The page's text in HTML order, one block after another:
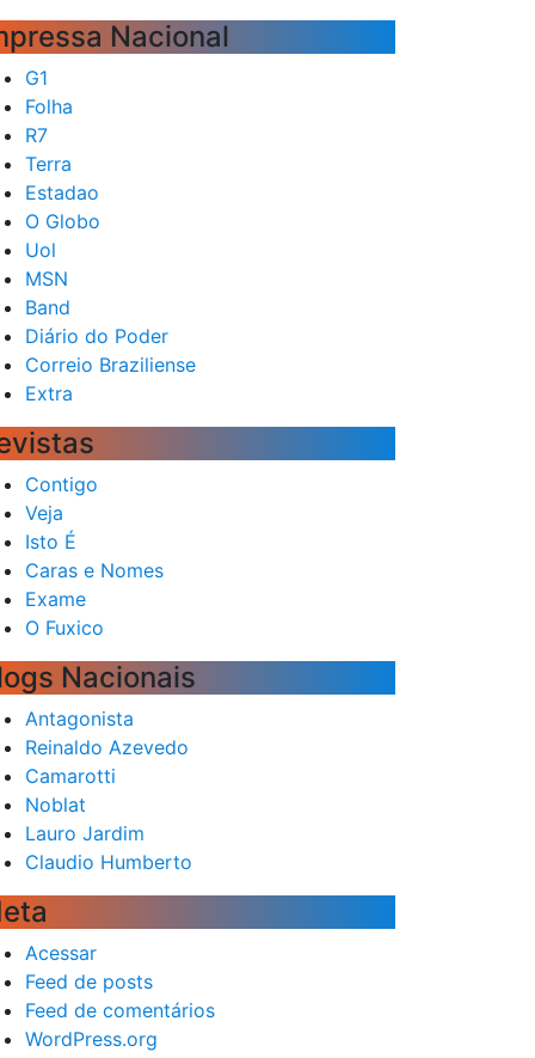
Nacional
G1
Folha
R7
Terra
Estadao
O Globo
Uol
MSN
Band
Diário do Poder
Correio Braziliense
Extra
Contigo
Veja
Isto É
Caras e Nomes
Exame
O Fuxico
Nacionais
Antagonista
Reinaldo Azevedo
Camarotti
Noblat
Lauro Jardim
Claudio Humberto
Acessar
Feed de posts
Feed de comentários
WordPress.org